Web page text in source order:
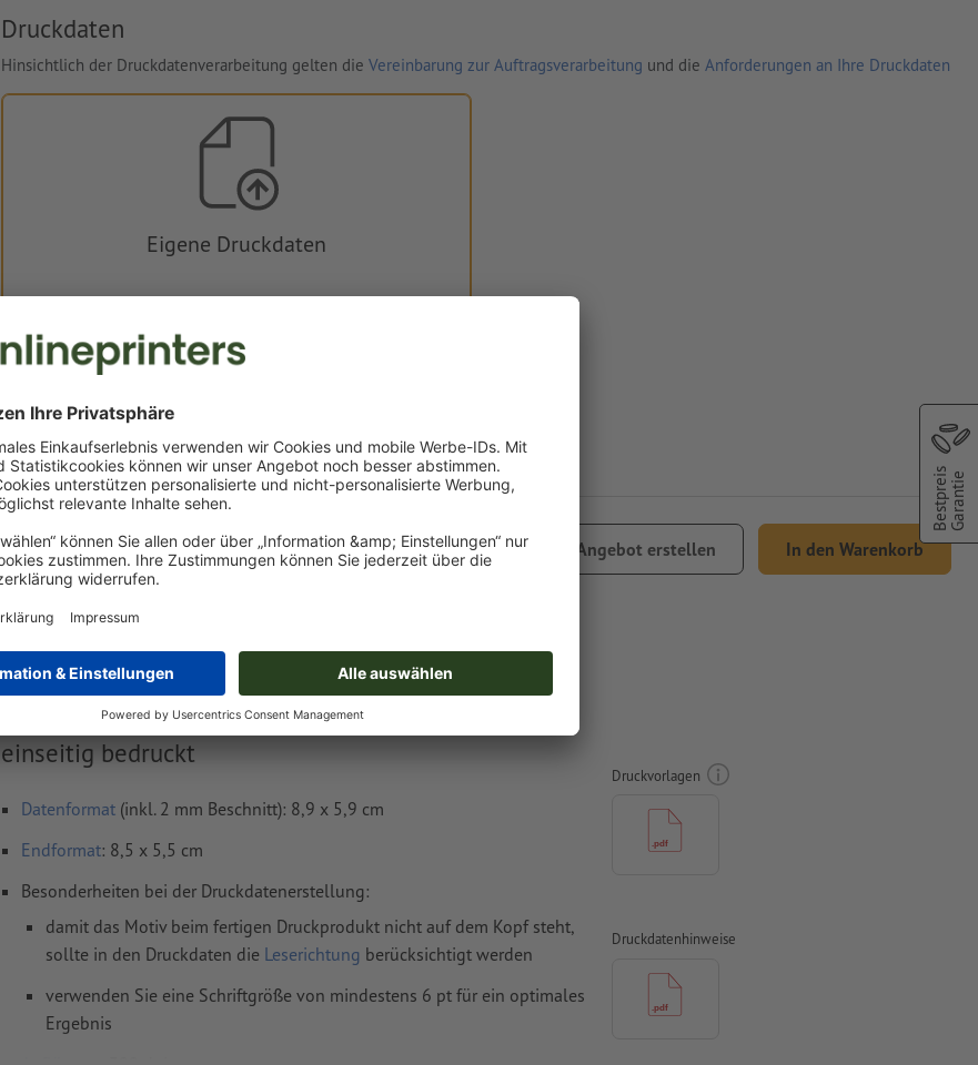
Druckdaten
Hinsichtlich der Druckdatenverarbeitung gelten die Vereinbarung zur Auftragsverarbeitung und die Anforderungen an Ihre Druckdaten
Eigene Druckdaten
hochladen.
CHF 50.69 CHF 54.80 Angebot erstellen In den Warenkorb
Lieferung ca.:
Do, 13. Aug. - Fr, 14. Aug.
Druckdatenhinweise Visitenkarten, 8,5 x 5,5 cm,
einseitig bedruckt
Datenformat (inkl. 2 mm Beschnitt): 8,9 x 5,9 cm
Endformat: 8,5 x 5,5 cm
Besonderheiten bei der Druckdatenerstellung:
damit das Motiv beim fertigen Druckprodukt nicht auf dem Kopf steht,
sollte in den Druckdaten die Leserichtung berücksichtigt werden
verwenden Sie eine Schriftgröße von mindestens 6 pt für ein optimales
Ergebnis
Druckvorlagen
Druckdatenhinweise
BestpreisGarantie